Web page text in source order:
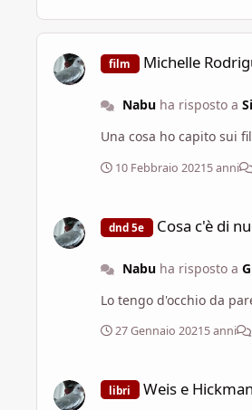
Michelle Rodriguez e Justice Smith
film Michelle
Nabuha risposto a
Una cosa ho capito sui
10 Febbraio 20215 anni
dnd 5e Cosa c'è di
Nabuha risposto a
Lo tengo d'occhio da
27 Gennaio 20215 anni
libri Weis e